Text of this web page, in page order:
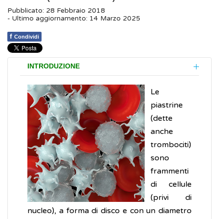
Pubblicato: 28 Febbraio 2018
- Ultimo aggiornamento: 14 Marzo 2025
f Condividi
INTRODUZIONE
Le
piastrine
(dette
anche
trombociti)
sono
frammenti
di cellule
(privi di
nucleo), a forma di disco e con un diametro